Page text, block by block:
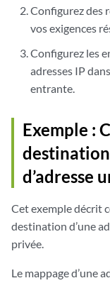
Configurez des
vos exigences
Configurez les
adresses IP
entrante.
Exemple :
d’adresse
Cet exemple décrit
destination d’une
privée.
Le mappage d’une